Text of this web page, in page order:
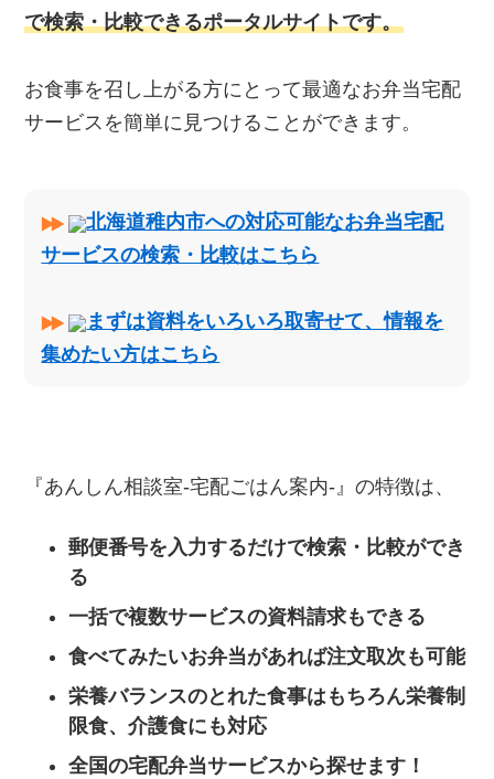
で検索・比較できるポータルサイトです。
お食事を召し上がる方にとって最適なお弁当宅配
サービスを簡単に見つけることができます。
北海道稚内市への対応可能なお弁当宅配
サービスの検索・比較はこちら
まずは資料をいろいろ取寄せて、情報を
集めたい方はこちら
『あんしん相談室‐宅配ごはん案内‐』の特徴は、
郵便番号を入力するだけで検索・比較ができ
る
一括で複数サービスの資料請求もできる
食べてみたいお弁当があれば注文取次も可能
栄養バランスのとれた食事はもちろん栄養制
限食、介護食にも対応
全国の宅配弁当サービスから探せます！